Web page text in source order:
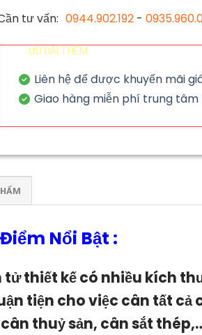
tư vấn: 0944.902.192-
ƯU ĐÃI THÊM
Liên hệ để được khuyến mãi
Giao hàng miễn phí trung tâm
Nổi Bật :
tử thiết kế có nhiều kích
tiện cho việc cân tất cả
thuỷ sản, cân sắt